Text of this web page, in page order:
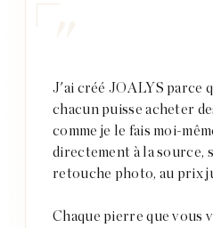
J'ai créé JOALYS parce
chacun puisse acheter
comme je le fais moi-
directement à la source,
retouche photo, au prix
Chaque pierre que vous